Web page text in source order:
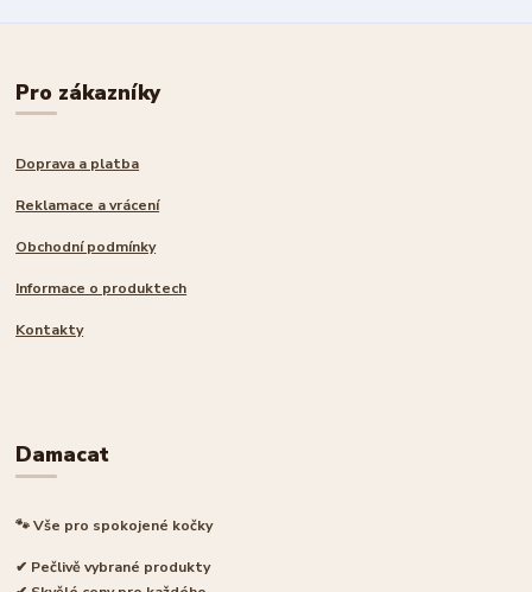
Pro zákazníky
Doprava a platba
Reklamace a vrácení
Obchodní podmínky
Informace o produktech
Kontakty
Damacat
🐾 Vše pro spokojené kočky
✔ Pečlivě vybrané produkty